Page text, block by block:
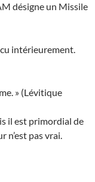
désigne un Missile
intérieurement.
» (Lévitique
il est primordial de
n’est pas vrai.